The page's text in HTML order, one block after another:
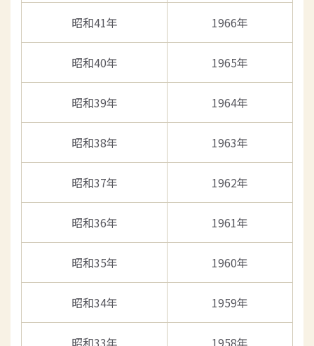
昭和41年 1966年
昭和40年 1965年
昭和39年 1964年
昭和38年 1963年
昭和37年 1962年
昭和36年 1961年
昭和35年 1960年
昭和34年 1959年
昭和33年 1958年